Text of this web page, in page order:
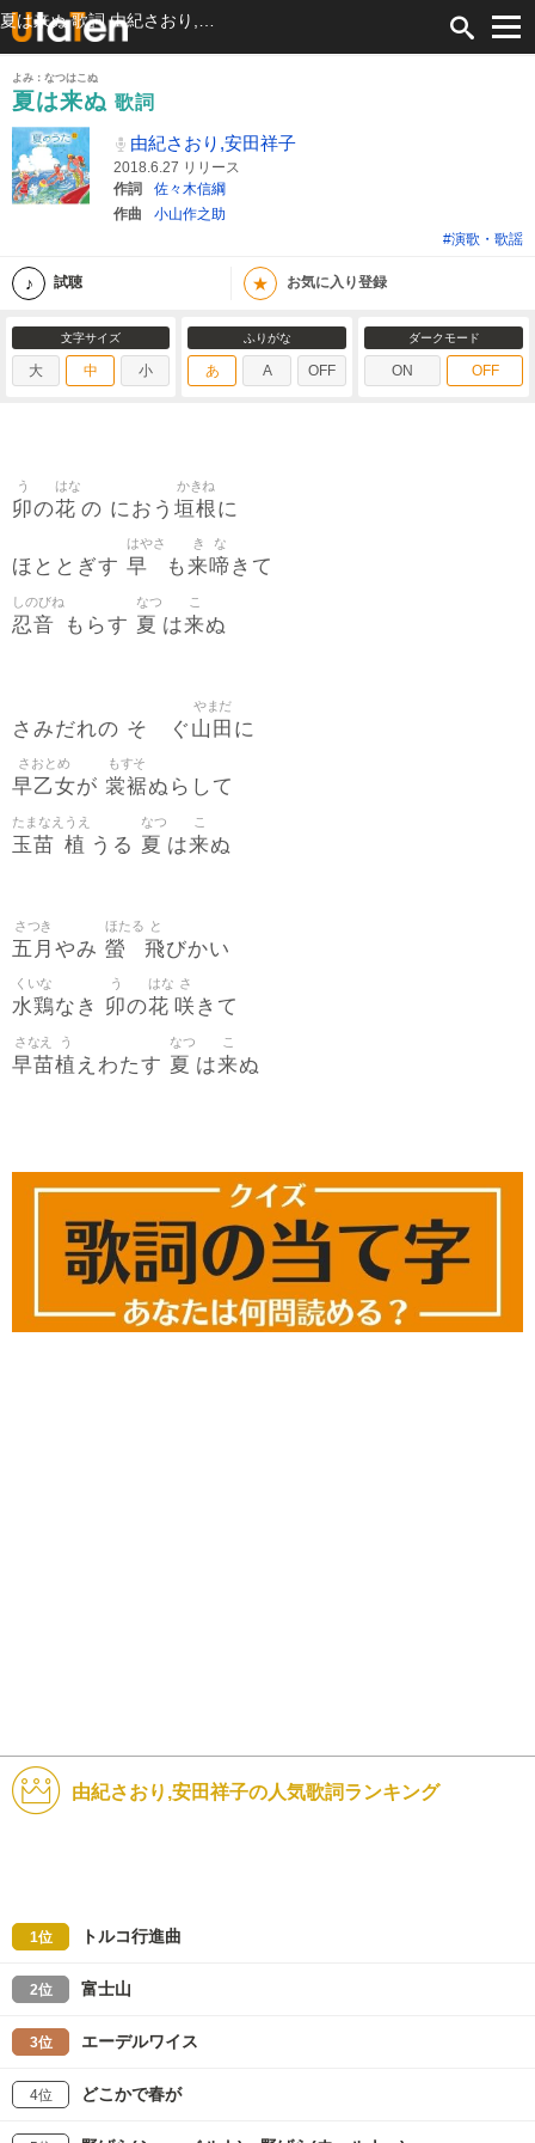
よみ：なつはこぬ
夏は来ぬ 歌詞
由紀さおり,安田祥子
2018.6.27 リリース
作詞
佐々木信綱
作曲
小山作之助
#演歌・歌謡
試聴 ★ お気に入り登録
文字サイズ
大 中 小
ふりがな
あ A OFF
ダークモード
ON OFF
卯
う
の花
はな
の におう 垣根
かきね
に
ほととぎす 早
はやさ
も来
き
啼
な
きて
忍音
しのびね
もらす 夏
なつ
は来
こ
ぬ
さみだれの そゝぐ 山田
やまだ
に
早乙女
さおとめ
が 裳裾
もすそ
ぬらして
玉苗
たまなえ
植
うえ
うる 夏
なつ
は来
こ
ぬ
五月
さつき
やみ 螢
ほたる
飛
と
びかい
水鶏
くいな
なき 卯
う
の花
はな
咲
さ
きて
早苗
さなえ
植
う
えわたす 夏
なつ
は来
こ
ぬ
由紀さおり,安田祥子の人気歌詞ランキング
1位 トルコ行進曲
2位 富士山
3位 エーデルワイス
4位 どこかで春が